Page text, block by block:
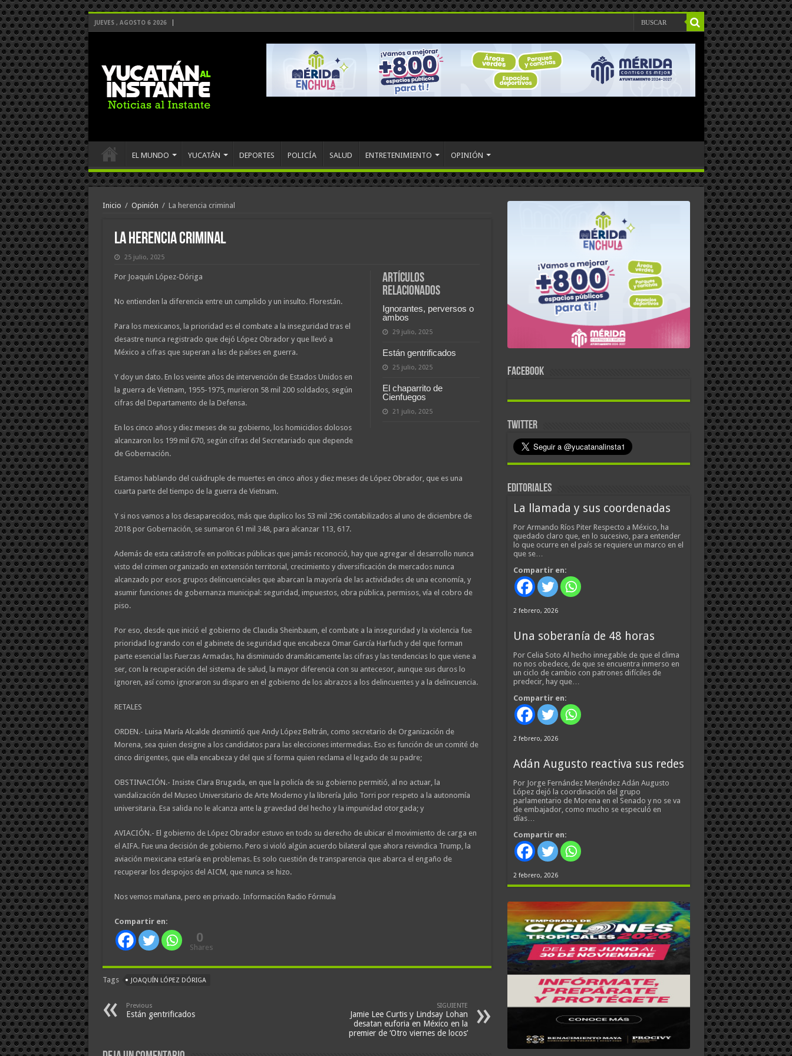
JUEVES , AGOSTO 6 2026
EL MUNDO YUCATÁN DEPORTES POLICÍA SALUD ENTRETENIMIENTO OPINIÓN
Inicio / Opinión / La herencia criminal
La herencia criminal
25 julio, 2025
Artículos
relacionados
Ignorantes, perversos o
ambos
29 julio, 2025
Están gentrificados
25 julio, 2025
El chaparrito de
Cienfuegos
21 julio, 2025
Por Joaquín López-Dóriga
No entienden la diferencia entre un cumplido y un insulto. Florestán.
Para los mexicanos, la prioridad es el combate a la inseguridad tras el
desastre nunca registrado que dejó López Obrador y que llevó a
México a cifras que superan a las de países en guerra.
Y doy un dato. En los veinte años de intervención de Estados Unidos en
la guerra de Vietnam, 1955-1975, murieron 58 mil 200 soldados, según
cifras del Departamento de la Defensa.
En los cinco años y diez meses de su gobierno, los homicidios dolosos
alcanzaron los 199 mil 670, según cifras del Secretariado que depende
de Gobernación.
Estamos hablando del cuádruple de muertes en cinco años y diez meses de López Obrador, que es una
cuarta parte del tiempo de la guerra de Vietnam.
Y si nos vamos a los desaparecidos, más que duplico los 53 mil 296 contabilizados al uno de diciembre de
2018 por Gobernación, se sumaron 61 mil 348, para alcanzar 113, 617.
Además de esta catástrofe en políticas públicas que jamás reconoció, hay que agregar el desarrollo nunca
visto del crimen organizado en extensión territorial, crecimiento y diversificación de mercados nunca
alcanzado por esos grupos delincuenciales que abarcan la mayoría de las actividades de una economía, y
asumir funciones de gobernanza municipal: seguridad, impuestos, obra pública, permisos, vía el cobro de
piso.
Por eso, desde que inició el gobierno de Claudia Sheinbaum, el combate a la inseguridad y la violencia fue
prioridad logrando con el gabinete de seguridad que encabeza Omar García Harfuch y del que forman
parte esencial las Fuerzas Armadas, ha disminuido dramáticamente las cifras y las tendencias lo que viene a
ser, con la recuperación del sistema de salud, la mayor diferencia con su antecesor, aunque sus duros lo
ignoren, así como ignoraron su disparo en el gobierno de los abrazos a los delincuentes y a la delincuencia.
RETALES
ORDEN.- Luisa María Alcalde desmintió que Andy López Beltrán, como secretario de Organización de
Morena, sea quien designe a los candidatos para las elecciones intermedias. Eso es función de un comité de
cinco dirigentes, que ella encabeza y del que sí forma quien reclama el legado de su padre;
OBSTINACIÓN.- Insiste Clara Brugada, en que la policía de su gobierno permitió, al no actuar, la
vandalización del Museo Universitario de Arte Moderno y la librería Julio Torri por respeto a la autonomía
universitaria. Esa salida no le alcanza ante la gravedad del hecho y la impunidad otorgada; y
AVIACIÓN.- El gobierno de López Obrador estuvo en todo su derecho de ubicar el movimiento de carga en
el AIFA. Fue una decisión de gobierno. Pero si violó algún acuerdo bilateral que ahora reivindica Trump, la
aviación mexicana estaría en problemas. Es solo cuestión de transparencia que abarca el engaño de
recuperar los despojos del AICM, que nunca se hizo.
Nos vemos mañana, pero en privado. Información Radio Fórmula
Compartir en:
0
Shares
Tags JOAQUÍN LÓPEZ DÓRIGA
Previous
Están gentrificados
SIGUIENTE
Jamie Lee Curtis y Lindsay Lohan
desatan euforia en México en la
premier de ‘Otro viernes de locos’
FACEBOOK
TWITTER
EDITORIALES
La llamada y sus coordenadas
Por Armando Ríos Piter Respecto a México, ha
quedado claro que, en lo sucesivo, para entender
lo que ocurre en el país se requiere un marco en el
que se…
Compartir en:
2 febrero, 2026
Una soberanía de 48 horas
Por Celia Soto Al hecho innegable de que el clima
no nos obedece, de que se encuentra inmerso en
un ciclo de cambio con patrones difíciles de
predecir, hay que…
Compartir en:
2 febrero, 2026
Adán Augusto reactiva sus redes
Por Jorge Fernández Menéndez Adán Augusto
López dejó la coordinación del grupo
parlamentario de Morena en el Senado y no se va
de embajador, como mucho se especuló en
días…
Compartir en:
2 febrero, 2026